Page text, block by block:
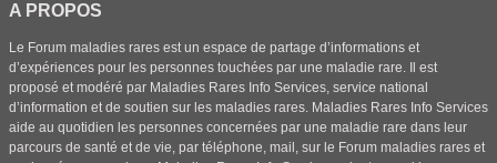
A PROPOS
Le Forum maladies rares est un espace de partage d’informations et
d’expériences pour les personnes touchées par une maladie rare. Il est
proposé et modéré par Maladies Rares Info Services, service national
d’information et de soutien sur les maladies rares. Maladies Rares Info Services
aide au quotidien les personnes concernées par une maladie rare dans leur
parcours de santé et de vie, par téléphone, mail, sur le Forum maladies rares et